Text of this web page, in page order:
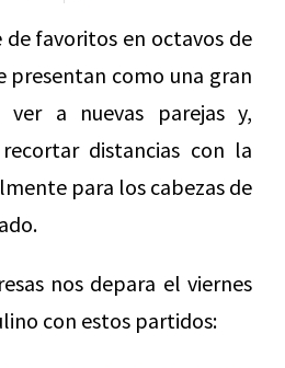
favoritos en octavos de
presentan como una gran
ver a nuevas parejas y,
distancias con la
para los cabezas de
nos depara el viernes
con estos partidos: